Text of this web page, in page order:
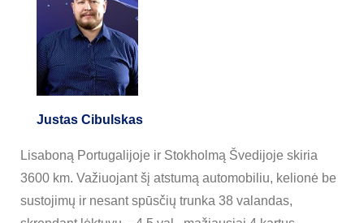
Justas Cibulskas
Lisaboną Portugalijoje ir Stokholmą Švedijoje skiria
3600 km. Važiuojant šį atstumą automobiliu, kelionė be
sustojimų ir nesant spūsčių trunka 38 valandas,